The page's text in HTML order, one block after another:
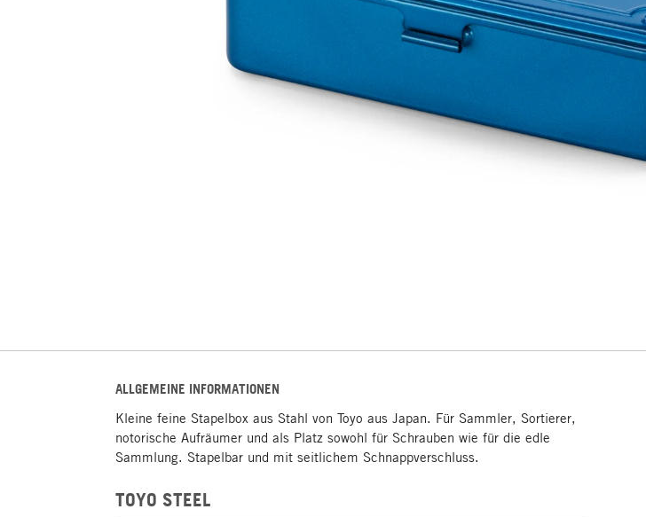
ALLGEMEINE INFORMATIONEN
Kleine feine Stapelbox aus Stahl von Toyo aus Japan. Für Sammler, Sortierer,
notorische Aufräumer und als Platz sowohl für Schrauben wie für die edle
Sammlung. Stapelbar und mit seitlichem Schnappverschluss.
TOYO STEEL